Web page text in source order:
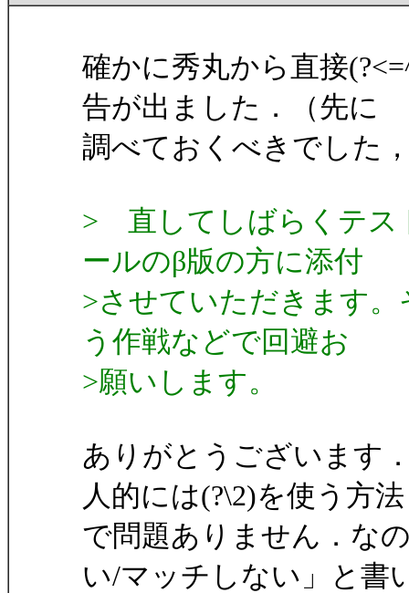
確かに秀丸から直接
告が出ました．（先に
調べておくべきでした
> 直してしばらくテス
ールのβ版の方に添付
>させていただきます
う作戦などで回避お
>願いします。
ありがとうございます
人的には(?\2)を使う方法
で問題ありません．な
い/マッチしない」と書